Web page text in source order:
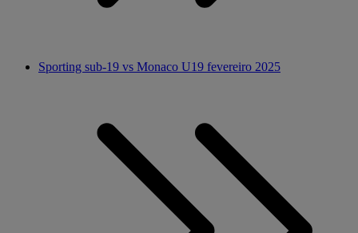
Sporting sub-19 vs Monaco U19 fevereiro 2025